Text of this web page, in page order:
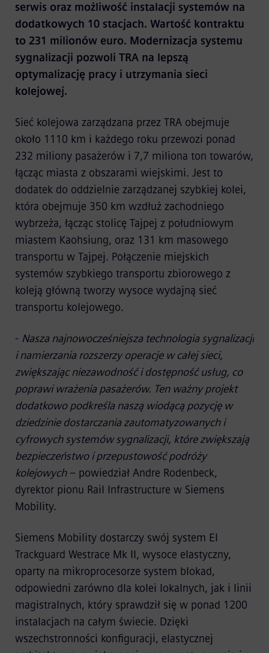
serwis oraz możliwość instalacji systemów na
dodatkowych 10 stacjach. Wartość kontraktu
to 231 milionów euro. Modernizacja systemu
sygnalizacji pozwoli TRA na lepszą
optymalizację pracy i utrzymania sieci
kolejowej.
Sieć kolejowa zarządzana przez TRA obejmuje
około 1110 km i każdego roku przewozi ponad
232 miliony pasażerów i 7,7 miliona ton towarów,
łącząc miasta z obszarami wiejskimi. Jest to
dodatek do oddzielnie zarządzanej szybkiej kolei,
która obejmuje 350 km wzdłuż zachodniego
wybrzeża, łącząc stolicę Tajpej z południowym
miastem Kaohsiung, oraz 131 km masowego
transportu w Tajpej. Połączenie miejskich
systemów szybkiego transportu zbiorowego z
koleją główną tworzy wysoce wydajną sieć
transportu kolejowego.
- Nasza najnowocześniejsza technologia sygnalizacji
i namierzania rozszerzy operacje w całej sieci,
zwiększając niezawodność i dostępność usług, co
poprawi wrażenia pasażerów. Ten ważny projekt
dodatkowo podkreśla naszą wiodącą pozycję w
dziedzinie dostarczania zautomatyzowanych i
cyfrowych systemów sygnalizacji, które zwiększają
bezpieczeństwo i przepustowość podróży
kolejowych– powiedział Andre Rodenbeck,
dyrektor pionu Rail Infrastructure w Siemens
Mobility.
Siemens Mobility dostarczy swój system EI
Trackguard Westrace Mk II, wysoce elastyczny,
oparty na mikroprocesorze system blokad,
odpowiedni zarówno dla kolei lokalnych, jak i linii
magistralnych, który sprawdził się w ponad 1200
instalacjach na całym świecie. Dzięki
wszechstronności konfiguracji, elastycznej